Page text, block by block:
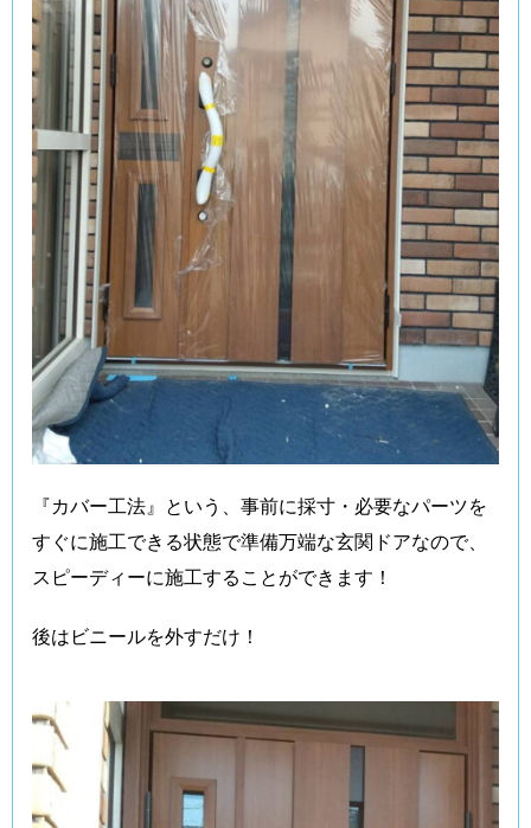
『カバー工法』という、事前に採寸・必要なパーツを
すぐに施工できる状態で準備万端な玄関ドアなので、
スピーディーに施工することができます！
後はビニールを外すだけ！